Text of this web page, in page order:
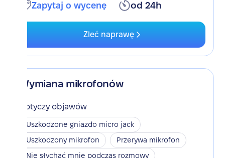
Zapytaj o wycenę od 24h
Zleć naprawę
Wymiana mikrofonów
Dotyczy objawów
Uszkodzone gniazdo micro jack
Uszkodzony mikrofon
Przerywa mikrofon
Nie słychać mnie podczas rozmowy